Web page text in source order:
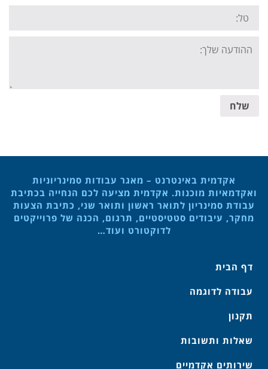
Tel:
Your
message:
שלח
אקדמית באינטרנט – מאגר עבודות סמינריוניות
ואקדמאיות מוכנות. אקדמית מציעה לכם הנחייה בכתיבת
עבודת סמינריון לתואר ראשון ותואר שני, כתיבת הצעות
מחקר, עיבודים סטטיסטיים, תרגום, הכנה של פרוייקטים
לדוקטורט ועוד…
דף הבית
עבודה לדוגמה
תקנון
שאלות ותשובות
שירותים אקדמיים